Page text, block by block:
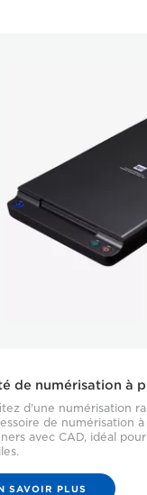
de numérisation à
d'une numérisation
de numérisation
avec CAD, idéal
SAVOIR PLUS